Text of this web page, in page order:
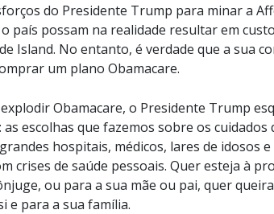
do Presidente Trump para minar a
país possam na realidade resultar em
Island. No entanto, é verdade que a sua
um plano Obamacare.
Obamacare, o Presidente Trump
as escolhas que fazemos sobre os
hospitais, médicos, lares de idosos
crises de saúde pessoais. Quer esteja à
ou para a sua mãe ou pai, quer
e para a sua família.